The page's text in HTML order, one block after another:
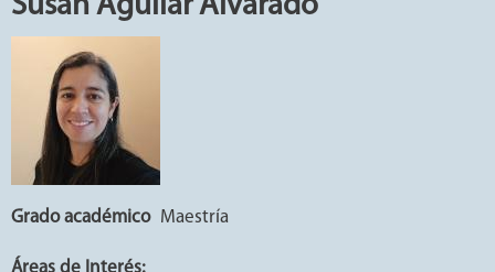
Grado académico Maestría
Áreas de Interés: